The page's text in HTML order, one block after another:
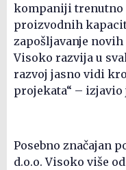
kompaniji trenutno
proizvodnih
zapošljavanje novih
Visoko razvija u
razvoj jasno vidi
projekata“ – izjavio
Posebno značajan
d.o.o. Visoko više